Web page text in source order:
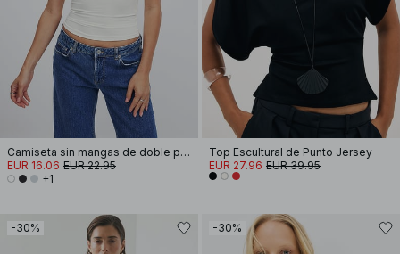
Camiseta sin mangas de doble pliegue
EUR 16.06 EUR 22.95
+1
Top Escultural de Punto Jersey
EUR 27.96 EUR 39.95
-30% -30%